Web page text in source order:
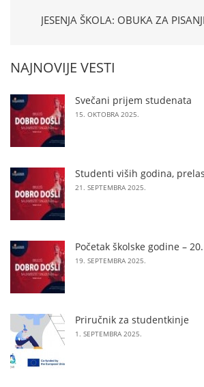
JESENJA ŠKOLA: OBUKA ZA
NAJNOVIJE VESTI
Svečani prijem studenata
15. OKTOBRA 2025.
Studenti viših godina,
21. SEPTEMBRA 2025.
Početak školske godine –
19. SEPTEMBRA 2025.
Priručnik za studentkinje
1. SEPTEMBRA 2025.